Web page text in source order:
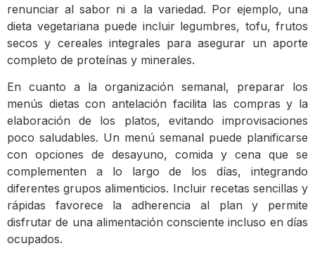
renunciar al sabor ni a la variedad. Por ejemplo, una
dieta vegetariana puede incluir legumbres, tofu, frutos
secos y cereales integrales para asegurar un aporte
completo de proteínas y minerales.
En cuanto a la organización semanal, preparar los
menús dietas con antelación facilita las compras y la
elaboración de los platos, evitando improvisaciones
poco saludables. Un menú semanal puede planificarse
con opciones de desayuno, comida y cena que se
complementen a lo largo de los días, integrando
diferentes grupos alimenticios. Incluir recetas sencillas y
rápidas favorece la adherencia al plan y permite
disfrutar de una alimentación consciente incluso en días
ocupados.